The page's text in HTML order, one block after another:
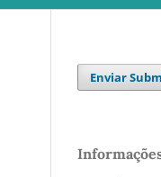
Enviar